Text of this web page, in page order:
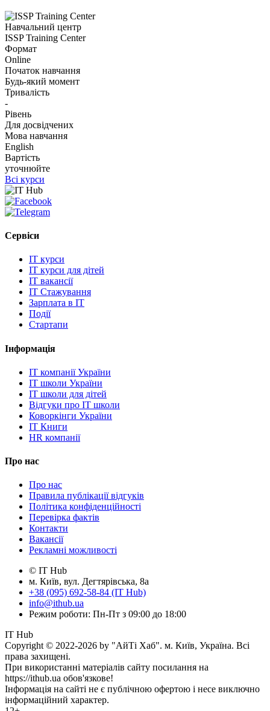
Навчальний центр
ISSP Training Center
Формат
Online
Початок навчання
Будь-який момент
Тривалість
-
Рівень
Для досвідчених
Мова навчання
English
Вартість
уточнюйте
Всі курси
Сервіси
IT курси
IT курси для дітей
IT вакансії
IT Стажування
Зарплата в IT
Події
Стартапи
Інформація
IT компанії України
IT школи України
IT школи для дітей
Відгуки про IT школи
Коворкінги України
IT Книги
HR компанії
Про нас
Про нас
Правила публікації відгуків
Політика конфіденційності
Перевірка фактів
Контакти
Вакансії
Рекламні можливості
© IT Hub
м. Київ, вул. Дегтярівська, 8а
+38 (095) 692-58-84 (IT Hub)
info@ithub.ua
Режим роботи: Пн-Пт з 09:00 до 18:00
IT Hub
Copyright © 2022-2026 by "АйТі Хаб". м. Київ, Україна. Всі
права захищені.
При використанні матеріалів сайту посилання на
https://ithub.ua обов'язкове!
Інформація на сайті не є публічною офертою і несе виключно
інформаційний характер.